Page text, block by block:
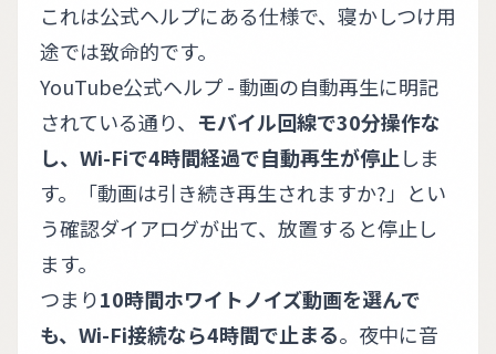
これは公式ヘルプにある仕様で、寝かしつけ用
途では致命的です。
YouTube公式ヘルプ - 動画の自動再生に明記
されている通り、 モバイル回線で30分操作な
し、Wi-Fiで4時間経過で自動再生が停止しま
す。「動画は引き続き再生されますか?」とい
う確認ダイアログが出て、放置すると停止し
ます。
つまり10時間ホワイトノイズ動画を選んで
も、Wi-Fi接続なら4時間で止まる。夜中に音